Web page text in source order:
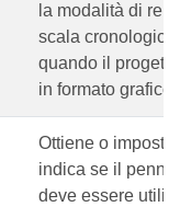
la modalità di
scala cronologica
quando il
in formato grafico.
Ottiene o
indica se il
deve essere